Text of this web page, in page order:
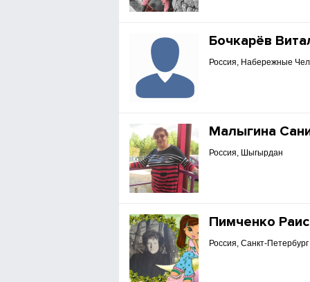
Бочкарёв
Россия, Набережные
Малыгина
Россия, Шыгырдан
Пимченко
Россия, Санкт-Петербург